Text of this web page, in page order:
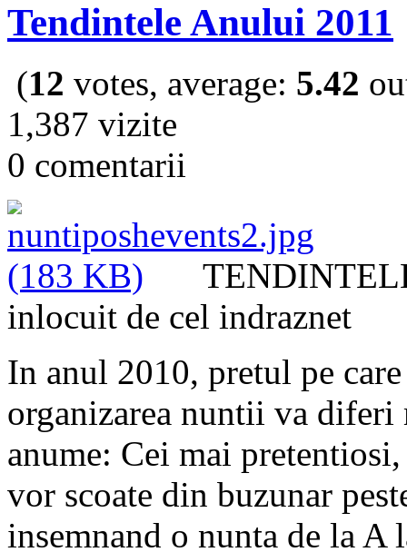
Tendintele Anului 2011
(12 votes, average: 5.42
1,387 vizite
0 comentarii
inlocuit de cel indraznet
In anul 2010, pretul pe
organizarea nuntii va
anume: Cei mai
vor scoate din buzunar
insemnand o nunta de la A